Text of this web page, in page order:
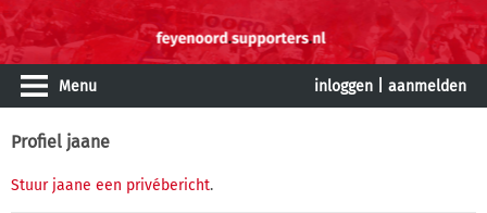
Menu inloggen aanmelden
Profiel jaane
Stuur jaane een privébericht.